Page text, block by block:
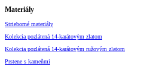
Materiály
Strieborné materiály
Kolekcia pozlátená 14-karátovým zlatom
Kolekcia pozlátená 14-karátovým ružovým zlatom
Prstene s kameňmi